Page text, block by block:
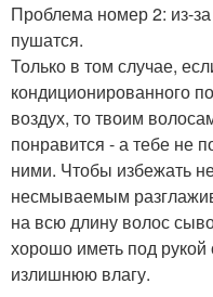
Проблема номер 2: из-
пушатся.
Только в том случае,
кондиционированного
воздух, то твоим
понравится - а тебе не
ними. Чтобы избежать
несмываемым
на всю длину волос
хорошо иметь под
излишнюю влагу.